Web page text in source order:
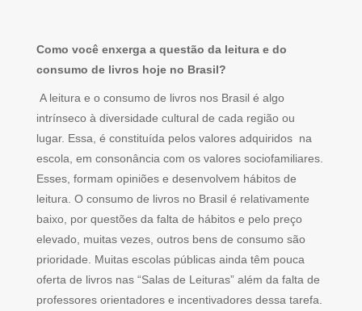
Como você enxerga a questão da leitura e do
consumo de livros hoje no Brasil?
A leitura e o consumo de livros nos Brasil é algo
intrínseco à diversidade cultural de cada região ou
lugar. Essa, é constituída pelos valores adquiridos na
escola, em consonância com os valores sociofamiliares.
Esses, formam opiniões e desenvolvem hábitos de
leitura. O consumo de livros no Brasil é relativamente
baixo, por questões da falta de hábitos e pelo preço
elevado, muitas vezes, outros bens de consumo são
prioridade. Muitas escolas públicas ainda têm pouca
oferta de livros nas “Salas de Leituras” além da falta de
professores orientadores e incentivadores dessa tarefa.